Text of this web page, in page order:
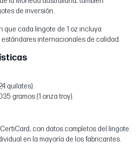
de inversión.
que cada lingote de 1 oz incluya
internacionales de calidad.
quilates).
gramos (1 onza troy).
con datos completos del lingote.
en la mayoría de los fabricantes.